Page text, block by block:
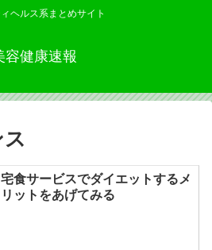
ヘルス系まとめサイト
容健康速報
宅食サービスでダイエットするメ
リットをあげてみる